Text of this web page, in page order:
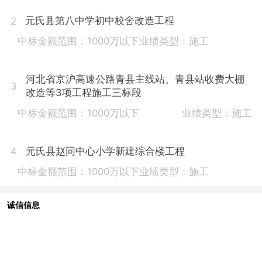
2
元氏县第八中学初中校舍改造工程
中标金额范围：1000万以下业绩类型：施工
3
河北省京沪高速公路青县主线站、青县站收费大棚
改造等3项工程施工三标段
中标金额范围：1000万以下
业绩类型：施工
4
元氏县赵同中心小学新建综合楼工程
中标金额范围：1000万以下业绩类型：施工
诚信信息